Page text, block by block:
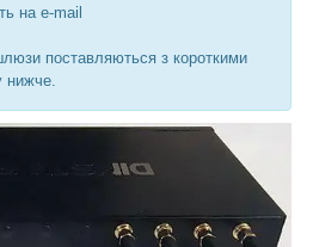
на e-mail
поставляються з короткими
нижче.